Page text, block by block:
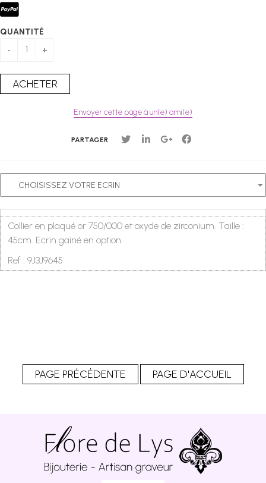
QUANTITÉ
Envoyer cette page à un(e) ami(e)
PARTAGER
Collier en plaqué or 750/000 et oxyde de zirconium. Taille :
45cm. Ecrin gainé en option.
Ref : 9J3J9645